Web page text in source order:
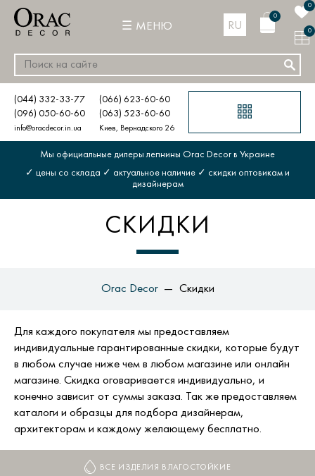
МЕНЮ RU
0
0
0
(044) 332-33-77
(096) 050-60-60
info@oracdecor.in.ua
(066) 623-60-60
(063) 523-60-60
Киев, Вернадского 26
Мы официальные дилеры лепнины Orac Decor в Украине
✓ цены со склада ✓ актуальное наличие ✓ скидки оптовикам и
дизайнерам
СКИДКИ
Orac Decor Скидки
Для каждого покупателя мы предоставляем
индивидуальные гарантированные скидки, которые будут
в любом случае ниже чем в любом магазине или онлайн
магазине. Скидка оговаривается индивидуально, и
конечно зависит от суммы заказа. Так же предоставляем
каталоги и образцы для подбора дизайнерам,
архитекторам и каждому желающему бесплатно.
ВСЕ ИЗДЕЛИЯ ВЛАГОСТОЙКИЕ